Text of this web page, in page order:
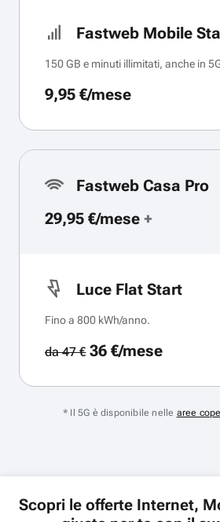
Fastweb Mobile
150 GB e minuti illimitati, anche in
9,95 €/mese
Fastweb Casa Pro
29,95 €/mese +
Luce Flat Start
Fino a 800 kWh/anno.
da 47 €36 €/mese
* Il 5G è disponibile nelle aree
Scopri le offerte Internet,